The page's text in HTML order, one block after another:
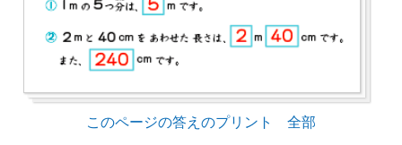
このページの答えのプリント 全部